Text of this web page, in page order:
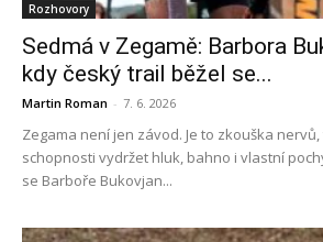
Rozhovory
Sedmá v Zegamě: Barbora
kdy český trail běžel se...
Martin Roman - 7. 6. 2026
Zegama není jen závod. Je to zkouška
schopnosti vydržet hluk, bahno i vlastní
se Barboře Bukovjan...